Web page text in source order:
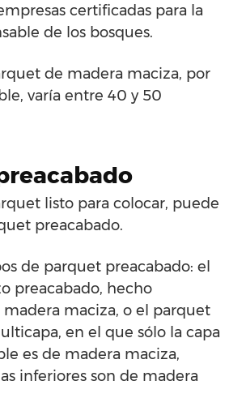
certificadas para la
de los bosques.
de madera maciza, por
varía entre 40 y 50
listo para colocar, puede
preacabado.
de parquet preacabado: el
preacabado, hecho
maciza, o el parquet
en el que sólo la capa
es de madera maciza,
inferiores son de madera